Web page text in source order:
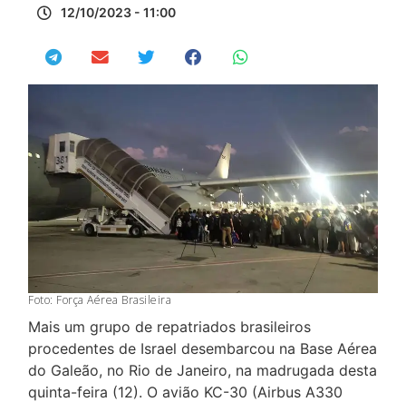
12/10/2023 - 11:00
Foto: Força Aérea Brasileira
Mais um grupo de repatriados brasileiros
procedentes de Israel desembarcou na Base Aérea
do Galeão, no Rio de Janeiro, na madrugada desta
quinta-feira (12). O avião KC-30 (Airbus A330